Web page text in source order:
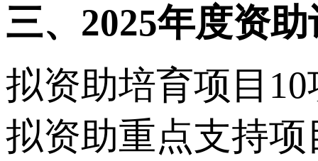
三、2025年度资
拟资助培育项目
拟资助重点支持